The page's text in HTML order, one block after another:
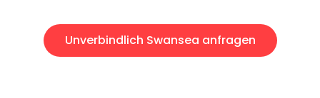
Unverbindlich Swansea anfragen